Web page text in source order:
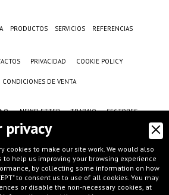
PRODUCTOS SERVICIOS REFERENCIAS
PRIVACIDAD COOKIE POLICY
CONDICIONES DE VENTA
NEWSLETTER TRABAJO SECTORES
privacy
cookies to make our site work. We would also
help us improving your browsing experience
by collecting some information on how
to consent us to use of all cookies. You may
or disable the non-necessary cookies, at